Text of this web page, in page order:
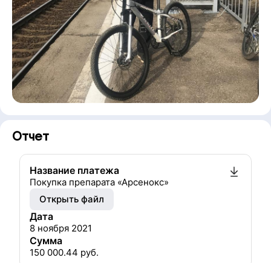
Отчет
Название платежа
Покупка препарата «Арсенокс»
Открыть файл
Дата
8 ноября 2021
Сумма
150 000.44 руб.